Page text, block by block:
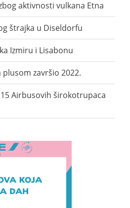
aktivnosti vulkana Etna
štrajka u Diseldorfu
Izmiru i Lisabonu
završio 2022.
Airbusovih širokotrupaca